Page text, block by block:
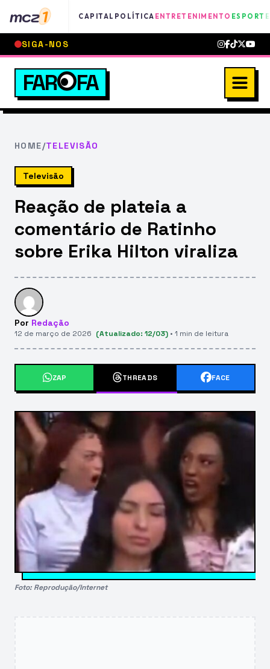
mcz1 CAPITAL POLÍTICA ENTRETENIMENTO
SIGA-NOS
FAR FA
HOME/TELEVISÃO
Televisão
Reação de plateia a
comentário de Ratinho
sobre Erika Hilton viraliza
Por Redação
12 de março de 2026 (Atualizado: 12/03) • 1 min de leitura
ZAP THREADS FACE
Foto: Reprodução/Internet